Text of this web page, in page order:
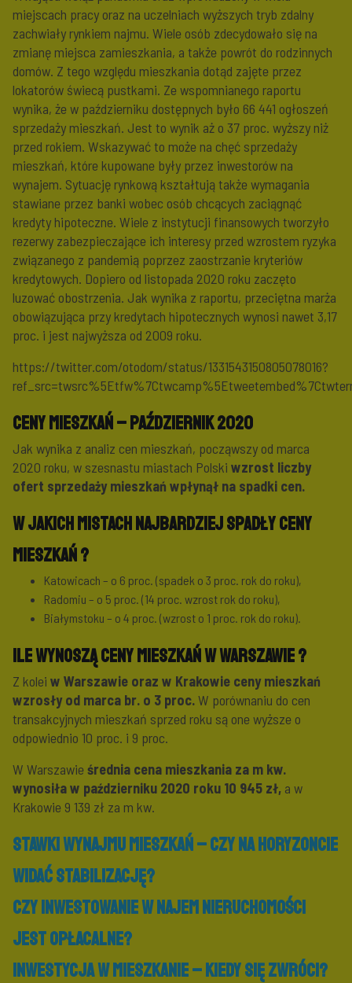
miejscach pracy oraz na uczelniach wyższych tryb zdalny
zachwiały rynkiem najmu. Wiele osób zdecydowało się na
zmianę miejsca zamieszkania, a także powrót do rodzinnych
domów. Z tego względu mieszkania dotąd zajęte przez
lokatorów świecą pustkami. Ze wspomnianego raportu
wynika, że w październiku dostępnych było 66 441 ogłoszeń
sprzedaży mieszkań. Jest to wynik aż o 37 proc. wyższy niż
przed rokiem. Wskazywać to może na chęć sprzedaży
mieszkań, które kupowane były przez inwestorów na
wynajem. Sytuację rynkową kształtują także wymagania
stawiane przez banki wobec osób chcących zaciągnąć
kredyty hipoteczne. Wiele z instytucji finansowych tworzyło
rezerwy zabezpieczające ich interesy przed wzrostem ryzyka
związanego z pandemią poprzez zaostrzanie kryteriów
kredytowych. Dopiero od listopada 2020 roku zaczęto
luzować obostrzenia. Jak wynika z raportu, przeciętna marża
obowiązująca przy kredytach hipotecznych wynosi nawet 3,17
proc. i jest najwyższa od 2009 roku.
https://twitter.com/otodom/status/1331543150805078016?
Ceny mieszkań – październik 2020
Jak wynika z analiz cen mieszkań, począwszy od marca
2020 roku, w szesnastu miastach Polski wzrost liczby
ofert sprzedaży mieszkań wpłynął na spadki cen.
W jakich mistach najbardziej spadły ceny
mieszkań ?
Katowicach – o 6 proc. (spadek o 3 proc. rok do roku),
Radomiu – o 5 proc. (14 proc. wzrost rok do roku),
Białymstoku – o 4 proc. (wzrost o 1 proc. rok do roku).
Ile wynoszą ceny mieszkań w Warszawie ?
Z kolei w Warszawie oraz w Krakowie ceny mieszkań
wzrosły od marca br. o 3 proc.W porównaniu do cen
transakcyjnych mieszkań sprzed roku są one wyższe o
odpowiednio 10 proc. i 9 proc.
W Warszawie średnia cena mieszkania za m kw.
wynosiła w październiku 2020 roku 10 945 zł, a w
Krakowie 9 139 zł za m kw.
Stawki wynajmu mieszkań – czy na horyzoncie
widać stabilizację?
Czy inwestowanie w najem nieruchomości
jest opłacalne?
Inwestycja w mieszkanie – kiedy się zwróci?